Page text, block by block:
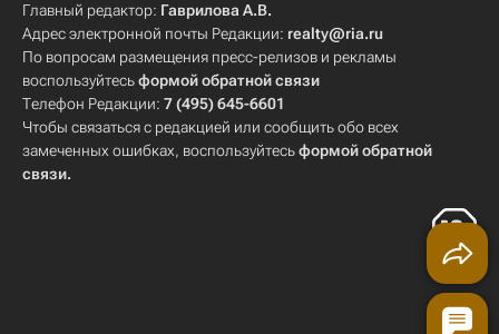
Главный редактор: Гаврилова А.В.
Адрес электронной почты Редакции: realty@ria.ru
По вопросам размещения пресс-релизов и рекламы
воспользуйтесьформой обратной связи
Телефон Редакции: 7 (495) 645-6601
Чтобы связаться с редакцией или сообщить обо всех
замеченных ошибках, воспользуйтесьформой обратной
связи.